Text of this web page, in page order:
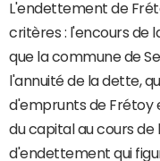
L'endettement de
critères : l'encours de
que la commune de
l'annuité de la dette,
d'emprunts de Frétoy
du capital au cours de
d'endettement qui